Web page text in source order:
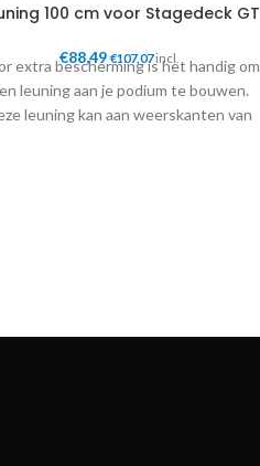
100 cm voor Stagedeck GT
€88,49 €107,07incl.
extra bescherming is het handig om
leuning aan je podium te bouwen.
leuning kan aan weerskanten van